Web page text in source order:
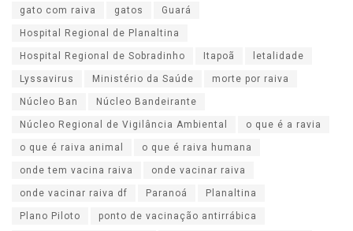
gato com raiva gatos Guará
Hospital Regional de Planaltina
Hospital Regional de Sobradinho Itapoã letalidade
Lyssavirus Ministério da Saúde morte por raiva
Núcleo Ban Núcleo Bandeirante
Núcleo Regional de Vigilância Ambiental o que é a ravia
o que é raiva animal o que é raiva humana
onde tem vacina raiva onde vacinar raiva
onde vacinar raiva df Paranoá Planaltina
Plano Piloto ponto de vacinação antirrábica